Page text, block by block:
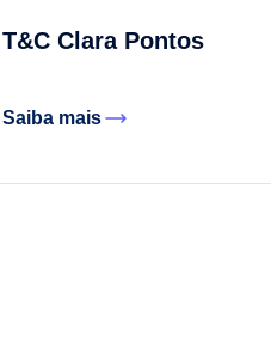
T&C Clara Pontos
Saiba mais